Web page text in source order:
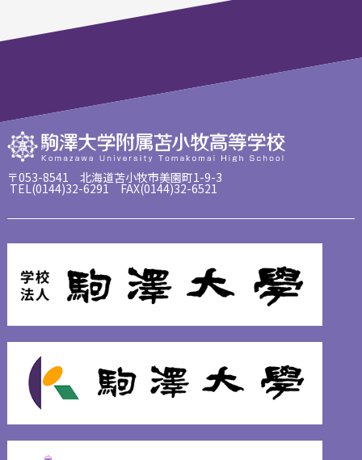
〒053-8541 北海道苫小牧市美園町1-9-3
TEL(0144)32-6291 FAX(0144)32-6521